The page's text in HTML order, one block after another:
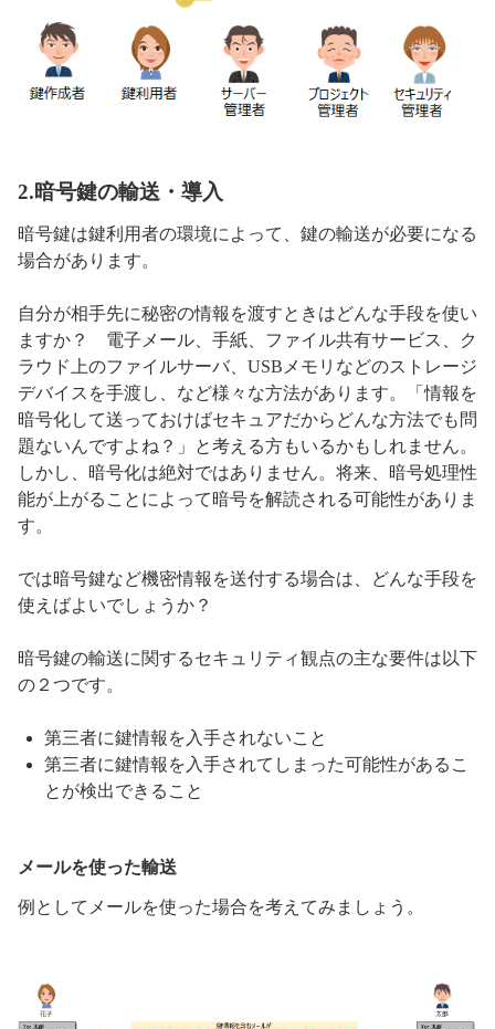
2.暗号鍵の輸送・導入
暗号鍵は鍵利用者の環境によって、鍵の輸送が必要になる
場合があります。
自分が相手先に秘密の情報を渡すときはどんな手段を使い
ますか？ 電子メール、手紙、ファイル共有サービス、ク
ラウド上のファイルサーバ、USBメモリなどのストレージ
デバイスを手渡し、など様々な方法があります。「情報を
暗号化して送っておけばセキュアだからどんな方法でも問
題ないんですよね？」と考える方もいるかもしれません。
しかし、暗号化は絶対ではありません。将来、暗号処理性
能が上がることによって暗号を解読される可能性がありま
す。
では暗号鍵など機密情報を送付する場合は、どんな手段を
使えばよいでしょうか？
暗号鍵の輸送に関するセキュリティ観点の主な要件は以下
の２つです。
第三者に鍵情報を入手されないこと
第三者に鍵情報を入手されてしまった可能性があるこ
とが検出できること
メールを使った輸送
例としてメールを使った場合を考えてみましょう。